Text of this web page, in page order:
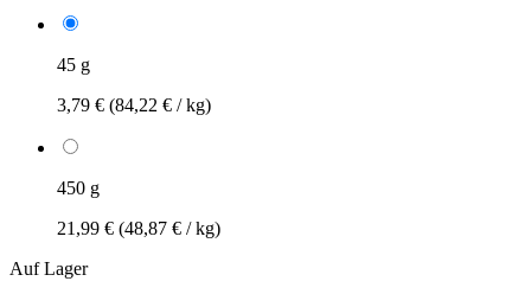
45 g
3,79 € (84,22 € / kg)
450 g
21,99 € (48,87 € / kg)
Auf Lager